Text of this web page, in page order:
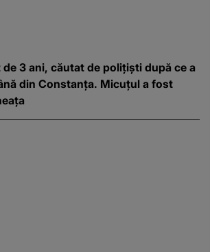
de 3 ani, căutat de polițiști după ce a
din Constanța. Micuțul a fost